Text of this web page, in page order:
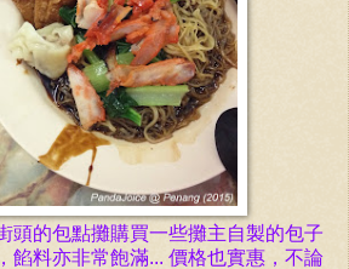
頭的包點攤購買一些攤主自製的包子
餡料亦非常飽滿... 價格也實惠，不論